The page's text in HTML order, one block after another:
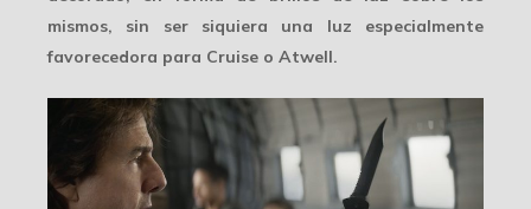
mismos, sin ser siquiera una luz especialmente
favorecedora para Cruise o Atwell.